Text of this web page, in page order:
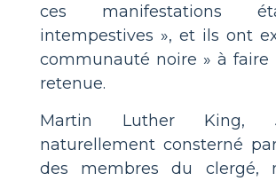
ces manifestations
intempestives », et ils ont
communauté noire » à faire
retenue.
Martin Luther King,
naturellement consterné
des membres du clergé,